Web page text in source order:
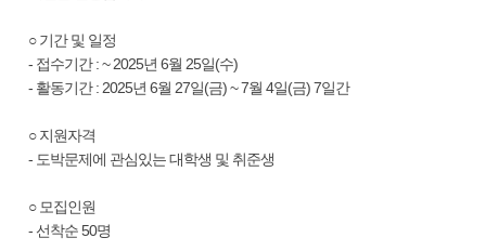
○ 기간 및 일정
- 접수기간 : ~ 2025년 6월 25일(수)
- 활동기간 : 2025년 6월 27일(금) ~ 7월 4일(금) 7일간
○ 지원자격
- 도박문제에 관심있는 대학생 및 취준생
○ 모집인원
- 선착순 50명